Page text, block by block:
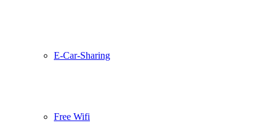
E-Car-Sharing
Free Wifi